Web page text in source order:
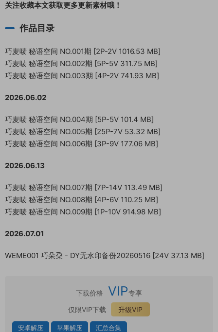
关注收藏本文获取更多更新素材哦！
作品目录
巧麦唛 秘语空间 NO.001期 [2P-2V 1016.53 MB]
巧麦唛 秘语空间 NO.002期 [5P-5V 311.75 MB]
巧麦唛 秘语空间 NO.003期 [4P-2V 741.93 MB]
2026.06.02
巧麦唛 秘语空间 NO.004期 [5P-5V 101.4 MB]
巧麦唛 秘语空间 NO.005期 [25P-7V 53.32 MB]
巧麦唛 秘语空间 NO.006期 [3P-9V 177.06 MB]
2026.06.13
巧麦唛 秘语空间 NO.007期 [7P-14V 113.49 MB]
巧麦唛 秘语空间 NO.008期 [4P-6V 110.25 MB]
巧麦唛 秘语空间 NO.009期 [1P-10V 914.98 MB]
2026.07.01
WEME001 巧朵朶 - DY无水印备份20260516 [24V 37.13 MB]
下载价格 VIP专享
仅限VIP下载
升级VIP
安卓解压 苹果解压 汇总合集